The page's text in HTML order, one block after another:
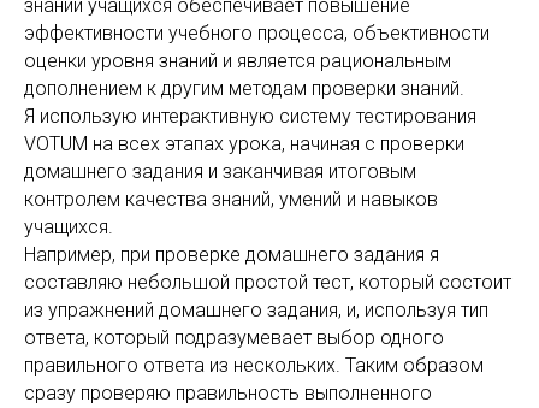
знаний учащихся обеспечивает повышение
эффективности учебного процесса, объективности
оценки уровня знаний и является рациональным
дополнением к другим методам проверки знаний.
Я использую интерактивную систему тестирования
VOTUM на всех этапах урока, начиная с проверки
домашнего задания и заканчивая итоговым
контролем качества знаний, умений и навыков
учащихся.
Например, при проверке домашнего задания я
составляю небольшой простой тест, который состоит
из упражнений домашнего задания, и, используя тип
ответа, который подразумевает выбор одного
правильного ответа из нескольких. Таким образом
сразу проверяю правильность выполненного